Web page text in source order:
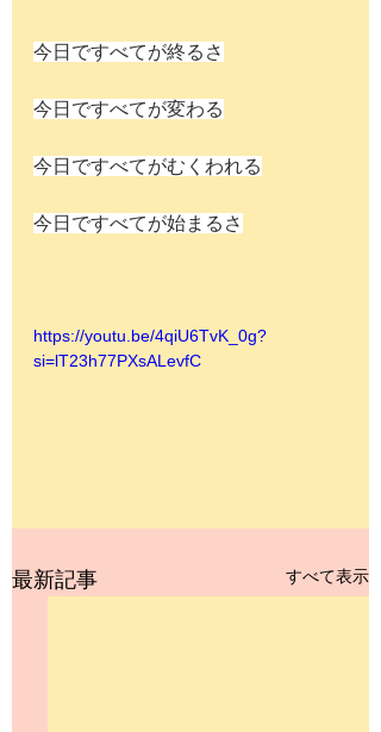
今日ですべてが終るさ
今日ですべてが変わる
今日ですべてがむくわれる
今日ですべてが始まるさ
https://youtu.be/4qiU6TvK_0g?
si=lT23h77PXsALevfC
最新記事 すべて表示